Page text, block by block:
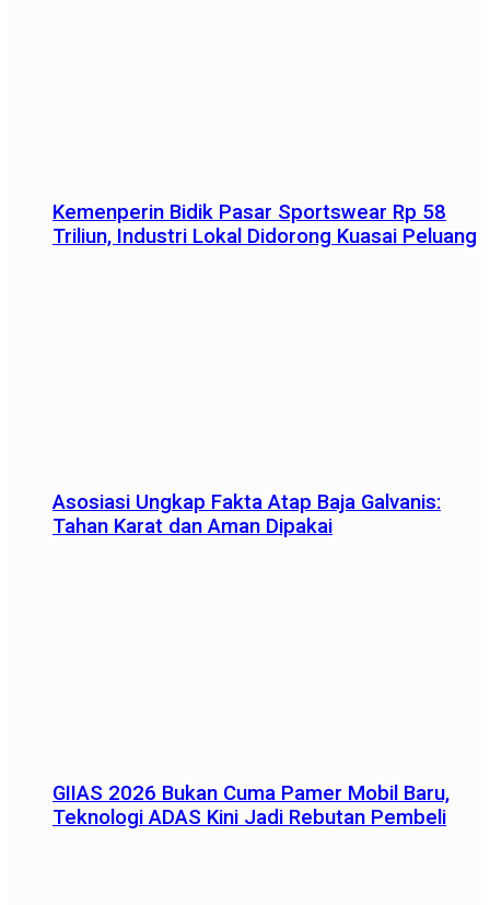
Kemenperin Bidik Pasar Sportswear Rp 58
Triliun, Industri Lokal Didorong Kuasai Peluang
Asosiasi Ungkap Fakta Atap Baja Galvanis:
Tahan Karat dan Aman Dipakai
GIIAS 2026 Bukan Cuma Pamer Mobil Baru,
Teknologi ADAS Kini Jadi Rebutan Pembeli